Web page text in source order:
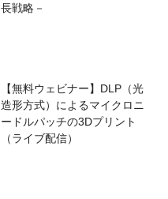
長戦略－
【無料ウェビナー】DLP（光
造形方式）によるマイクロニ
ードルパッチの3Dプリント
（ライブ配信）